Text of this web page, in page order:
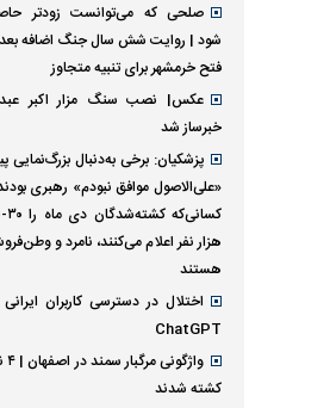
صلحی که می‌توانست زودتر
شود | روایت شش سال جنگ اضافه بعد
فتح خرمشهر برای تنبیه متجاوز
عکس| نصب سنگ مزار اکبر
خبرساز شد
پزشکیان: برخی به‌دنبال بزرگ‌نمایی
«علی‌الاصول موافق نبودم» رهبری
هزار نفر اعلام می‌کنند، نامرد و
هستند
اختلال در دسترسی کاربران ایرانی
ChatGPT
کشته شدند